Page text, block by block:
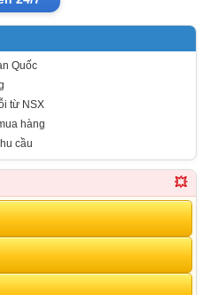
Quốc
từ NSX
hàng
cầu
💥